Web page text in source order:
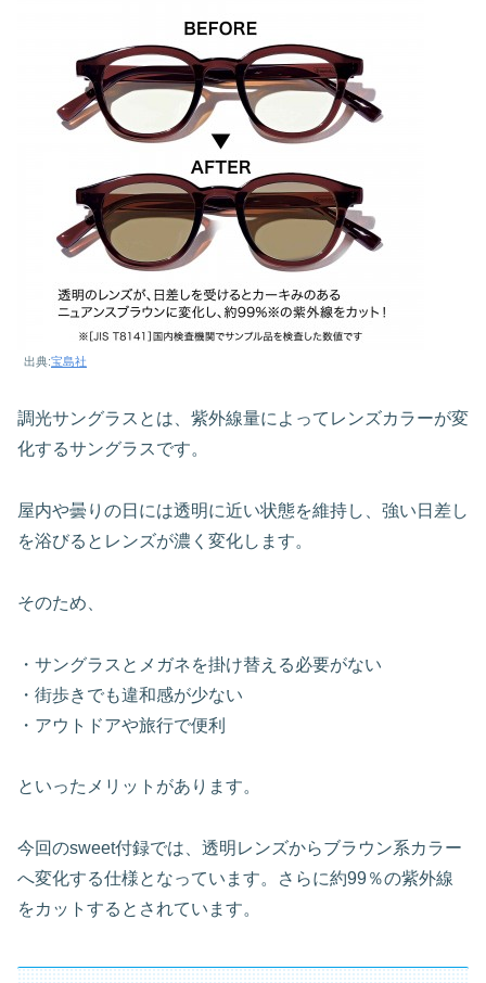
出典:宝島社
調光サングラスとは、紫外線量によってレンズカラーが変
化するサングラスです。
屋内や曇りの日には透明に近い状態を維持し、強い日差し
を浴びるとレンズが濃く変化します。
そのため、
・サングラスとメガネを掛け替える必要がない
・街歩きでも違和感が少ない
・アウトドアや旅行で便利
といったメリットがあります。
今回のsweet付録では、透明レンズからブラウン系カラー
へ変化する仕様となっています。さらに約99％の紫外線
をカットするとされています。